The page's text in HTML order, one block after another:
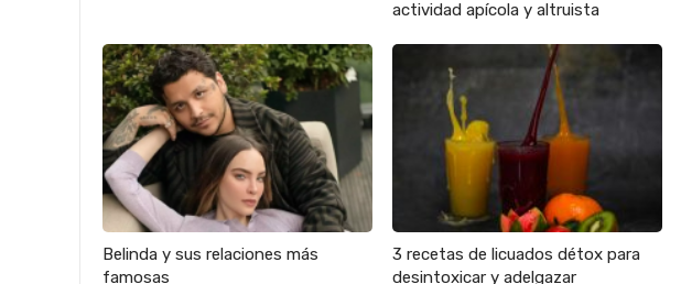
actividad apícola y altruista
Belinda y sus relaciones más
famosas
3 recetas de licuados détox para
desintoxicar y adelgazar